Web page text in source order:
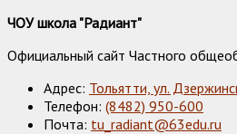
ЧОУ школа "Радиант"
Официальный сайт Частного
Адрес: Тольятти, ул.
Телефон: (8482) 950-600
Почта: tu_radiant@63edu.ru